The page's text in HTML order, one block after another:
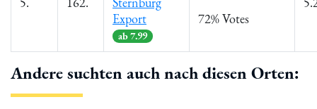
Export
ab 7.99
72% Votes
Andere suchten auch nach diesen Orten: